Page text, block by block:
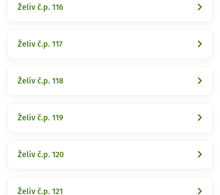
Želiv č.p. 116
Želiv č.p. 117
Želiv č.p. 118
Želiv č.p. 119
Želiv č.p. 120
Želiv č.p. 121